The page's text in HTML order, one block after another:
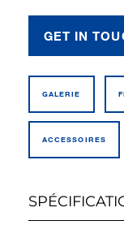
GET IN
GALERIE
ACCESSOIRES